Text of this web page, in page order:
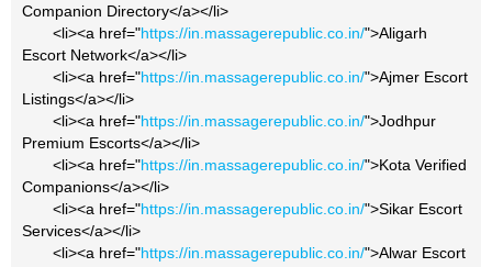
Companion Directory</a></li>
<li><a href="https://in.massagerepublic.co.in/">Aligarh
Escort Network</a></li>
<li><a href="https://in.massagerepublic.co.in/">Ajmer Escort
Listings</a></li>
<li><a href="https://in.massagerepublic.co.in/">Jodhpur
Premium Escorts</a></li>
<li><a href="https://in.massagerepublic.co.in/">Kota Verified
Companions</a></li>
<li><a href="https://in.massagerepublic.co.in/">Sikar Escort
Services</a></li>
<li><a href="https://in.massagerepublic.co.in/">Alwar Escort